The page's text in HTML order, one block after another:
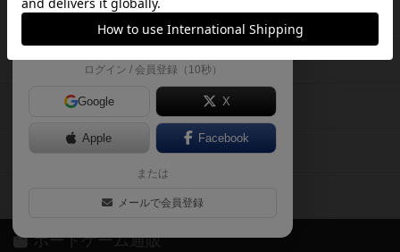
お気に入り作品・所有リストの共
有
ログイン / 会員登録（10秒）
Google X
Apple Facebook
または
メールで会員登録
メカニクス特集
掲示板・トピックス
ボドとも・会員一覧
ボードゲーム業界コラム
ボドゲーマご利用案内
ボードゲーム通販